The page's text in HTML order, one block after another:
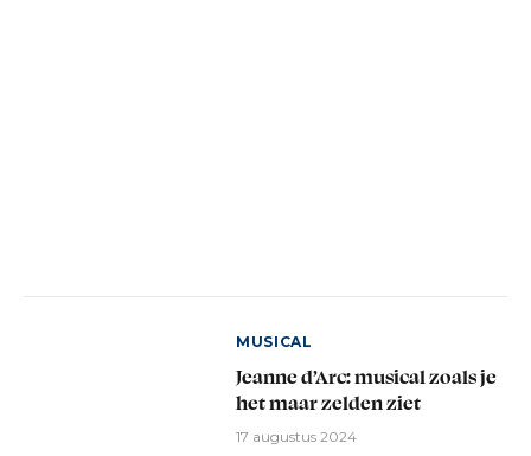
MUSICAL
Jeanne d’Arc: musical zoals je
het maar zelden ziet
17 augustus 2024